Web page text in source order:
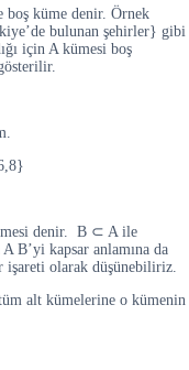
boş küme denir. Örnek
bulunan şehirler} gibi
için A kümesi boş
denir. B ⊂ A ile
B’yi kapsar anlamına da
işareti olarak düşünebiliriz.
alt kümelerine o kümenin